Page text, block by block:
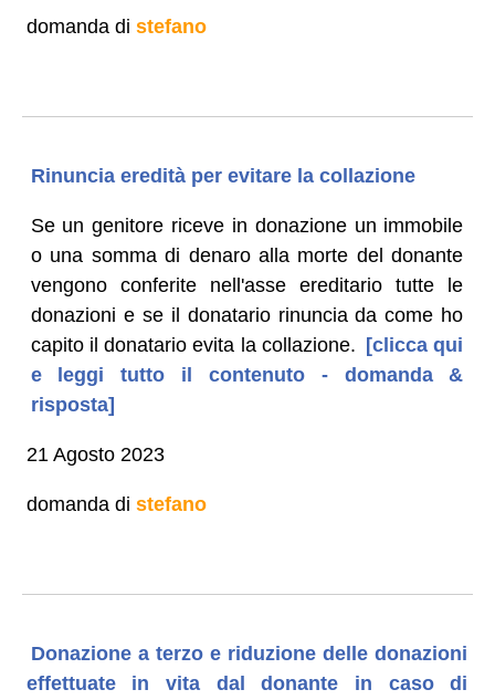
domanda di stefano
Rinuncia eredità per evitare la collazione
Se un genitore riceve in donazione un immobile
o una somma di denaro alla morte del donante
vengono conferite nell'asse ereditario tutte le
donazioni e se il donatario rinuncia da come ho
capito il donatario evita la collazione. [clicca qui
e leggi tutto il contenuto - domanda &
risposta]
21 Agosto 2023
domanda di stefano
Donazione a terzo e riduzione delle donazioni
effettuate in vita dal donante in caso di